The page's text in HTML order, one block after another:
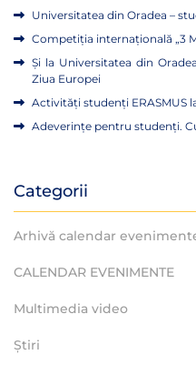
Universitatea din Oradea –
Competiția internațională „3
Și la Universitatea din
Ziua Europei
Activități studenți ERASMUS
Adeverințe pentru studenți.
Categorii
Arhivă calendar
CALENDAR EVENIMENTE
Multimedia video
Știri